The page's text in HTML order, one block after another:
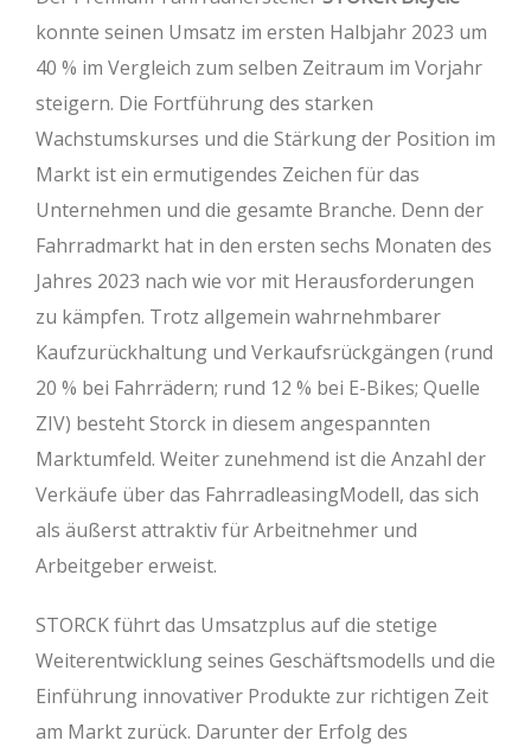
konnte seinen Umsatz im ersten Halbjahr 2023 um
40 % im Vergleich zum selben Zeitraum im Vorjahr
steigern. Die Fortführung des starken
Wachstumskurses und die Stärkung der Position im
Markt ist ein ermutigendes Zeichen für das
Unternehmen und die gesamte Branche. Denn der
Fahrradmarkt hat in den ersten sechs Monaten des
Jahres 2023 nach wie vor mit Herausforderungen
zu kämpfen. Trotz allgemein wahrnehmbarer
Kaufzurückhaltung und Verkaufsrückgängen (rund
20 % bei Fahrrädern; rund 12 % bei E-Bikes; Quelle
ZIV) besteht Storck in diesem angespannten
Marktumfeld. Weiter zunehmend ist die Anzahl der
Verkäufe über das FahrradleasingModell, das sich
als äußerst attraktiv für Arbeitnehmer und
Arbeitgeber erweist.
STORCK führt das Umsatzplus auf die stetige
Weiterentwicklung seines Geschäftsmodells und die
Einführung innovativer Produkte zur richtigen Zeit
am Markt zurück. Darunter der Erfolg des